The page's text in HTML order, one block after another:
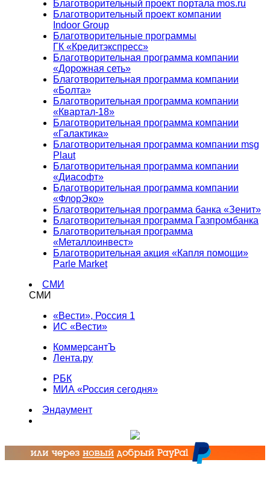
Благотворительный проект портала mos.ru
Благотворительный проект компании
Indoor Group
Благотворительные программы
ГК «Кредитэкспресс»
Благотворительная программа компании
«Дорожная сеть»
Благотворительная программа компании
«Болта»
Благотворительная программа компании
«Квартал-18»
Благотворительная программа компании
«Галактика»
Благотворительная программа компании msg
Plaut
Благотворительная программа компании
«Диасофт»
Благотворительная программа компании
«ФлорЭко»
Благотворительная программа банка «Зенит»
Благотворительная программа Газпромбанка
Благотворительная программа
«Металлоинвест»
Благотворительная акция «Капля помощи»
Parle Market
СМИ
СМИ
«Вести», Россия 1
ИС «Вести»
КоммерсантЪ
Лента.ру
РБК
МИА «Россия сегодня»
Эндаумент